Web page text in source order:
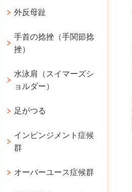
外反母趾
手首の捻挫（手関節捻
挫）
水泳肩（スイマーズシ
ョルダー）
足がつる
インピンジメント症候
群
オーバーユース症候群